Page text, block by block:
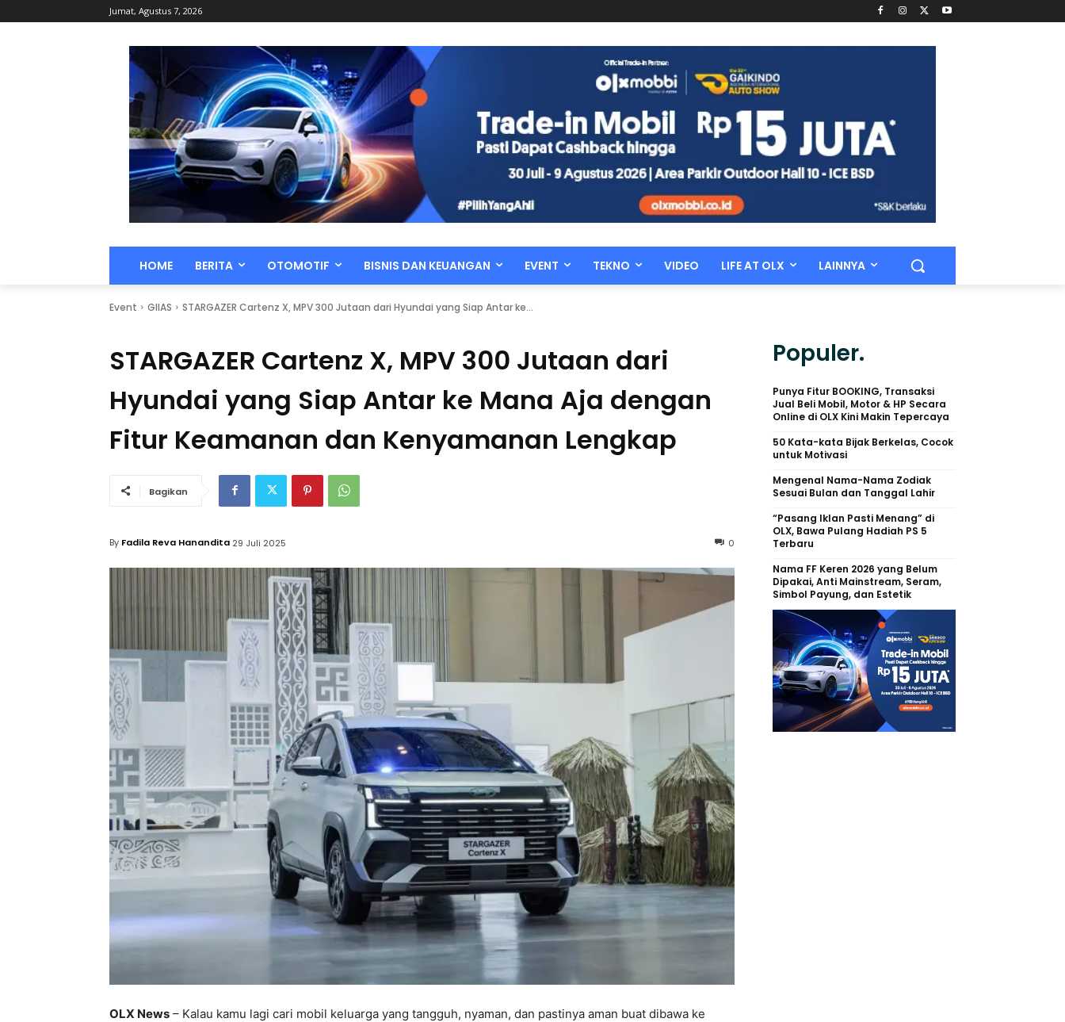
Jumat, Agustus 7, 2026
HOME BERITA OTOMOTIF BISNIS DAN KEUANGAN EVENT TEKNO VIDEO LIFE AT OLX LAINNYA
Event GIIAS STARGAZER Cartenz X, MPV 300 Jutaan dari Hyundai yang Siap Antar ke...
STARGAZER Cartenz X, MPV 300 Jutaan dari
Hyundai yang Siap Antar ke Mana Aja dengan
Fitur Keamanan dan Kenyamanan Lengkap
Bagikan
0
By Fadila Reva Hanandita 29 Juli 2025
OLX News – Kalau kamu lagi cari mobil keluarga yang tangguh, nyaman, dan pastinya aman buat dibawa ke
Populer.
Punya Fitur BOOKING, Transaksi
Jual Beli Mobil, Motor & HP Secara
Online di OLX Kini Makin Tepercaya
50 Kata-kata Bijak Berkelas, Cocok
untuk Motivasi
Mengenal Nama-Nama Zodiak
Sesuai Bulan dan Tanggal Lahir
“Pasang Iklan Pasti Menang” di
OLX, Bawa Pulang Hadiah PS 5
Terbaru
Nama FF Keren 2026 yang Belum
Dipakai, Anti Mainstream, Seram,
Simbol Payung, dan Estetik